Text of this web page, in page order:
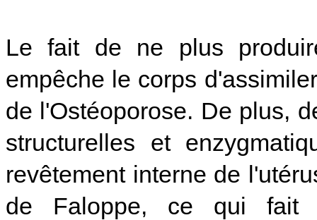
Le fait de ne plus
empêche le corps
de l'Ostéoporose. De plus,
structurelles et
revêtement interne de
de Faloppe, ce qui fait